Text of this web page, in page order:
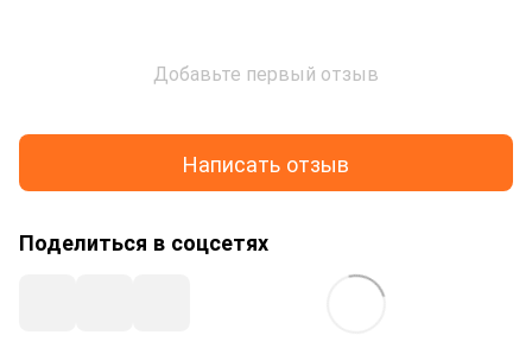
Добавьте первый отзыв
Написать отзыв
Поделиться в соцсетях